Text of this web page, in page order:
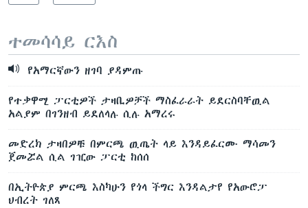
ተመሳሳይ ርእስ
የአማርኛውን ዘገባ ያዳምጡ
የተቃዋሚ ፓርቲዎች ታዛቢዎቻች ማስፈራራት ይደርስባቸዉል
አልያም በገንዘብ ይደለላሉ ሲሉ አማረሩ
መድረክ ታዛበዎቹ በምርጫ ዉጤት ላይ እንዳይፈርሙ ማሳመን
ጀመሯል ሲል ገዢው ፓርቲ ከሰሰ
በኢትዮጵያ ምርጫ እስካሁን የጎላ ችግር እንዳልታየ የአውሮፓ
ህብረት ገለጸ